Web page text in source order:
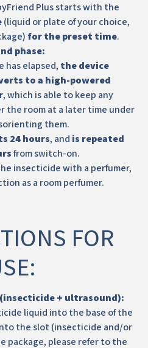
Plus starts with the
(liquid or plate of your choice,
for the preset time.
phase:
has elapsed, the device
to a high-powered
, which is able to keep any
the room at a later time under
them.
24 hours, and is repeated
from switch-on.
insecticide with a perfumer,
as a room perfumer.
FOR
+ ultrasound):
liquid into the base of the
the slot (insecticide and/or
package, please refer to the